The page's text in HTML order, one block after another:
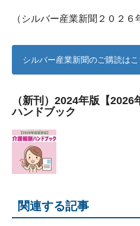
（シルバー産業新聞２０２６
シルバー産業新聞のご購読はこ
（新刊）2024年版【
ハンドブック
関連する記事